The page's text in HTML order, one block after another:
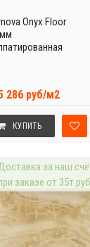
Onyx Floor
286 руб/м2
КУПИТЬ
за наш
заказе от 35т.руб